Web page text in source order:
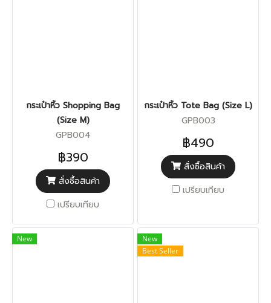
กระเป๋าหิ้ว Shopping Bag
(Size M)
GPB004
฿390
สั่งซื้อสินค้า
เปรียบเทียบ
กระเป๋าหิ้ว Tote Bag (Size L)
GPB003
฿490
สั่งซื้อสินค้า
เปรียบเทียบ
New
New
Best Seller